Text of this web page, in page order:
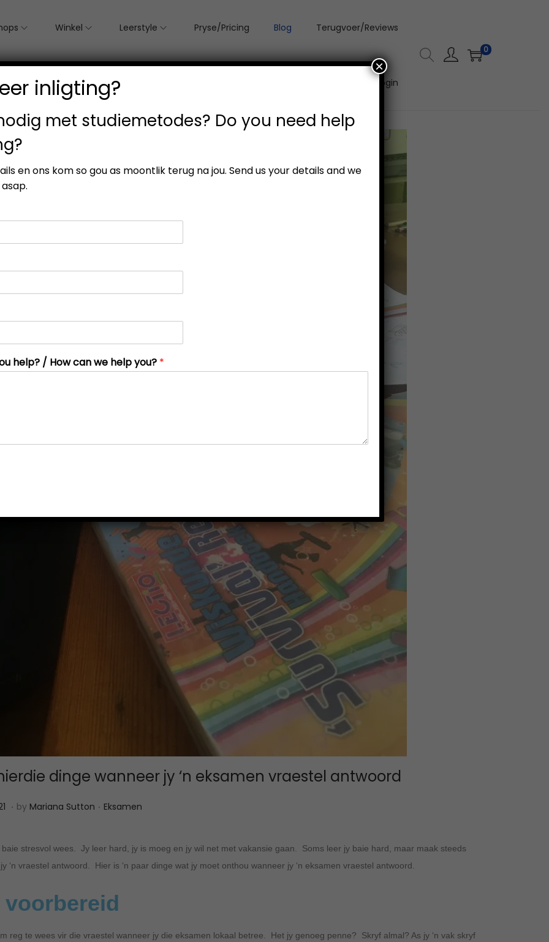
Winkel Leerstyle Pryse/Pricing Blog Terugvoer/Reviews
Aanlyn Video Kursus Login
0
dinge wanneer jy ‘n eksamen vraestel antwoord
M
8
. by Mariana Sutton . P
i
Eksamen
baie stresvol wees. Jy leer hard, jy is moeg en jy wil net met vakansie gaan. Soms leer jy baie hard, maar maak steeds
‘n vraestel antwoord. Hier is ‘n paar dinge wat jy moet onthou wanneer jy ‘n eksamen vraestel antwoord.
voorbereid
reg te wees vir die vraestel wanneer jy die eksamen lokaal betree. Het jy genoeg penne? Skryf almal? As jy ‘n vak skryf
inligting?
met studiemetodes? Do you need help
en ons kom so gou as moontlik terug na jou. Send us your details and we
help? / How can we help you? *
×